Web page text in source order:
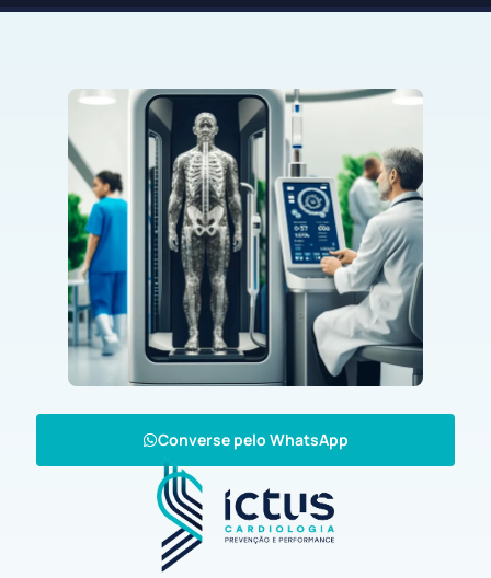
Converse pelo WhatsApp